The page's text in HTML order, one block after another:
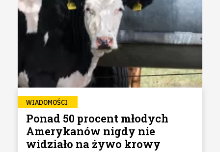
WIADOMOŚCI
Ponad 50 procent młodych
Amerykanów nigdy nie
widziało na żywo krowy